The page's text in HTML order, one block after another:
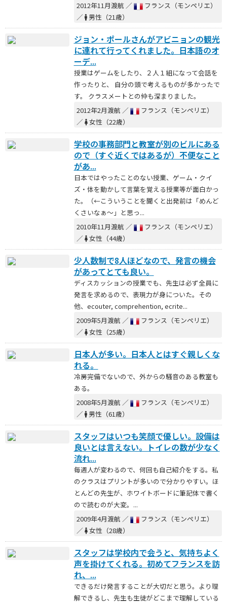
2012年11月渡航 ／
フランス（モンペリエ）
／ 男性（21歳）
ジョン・ポールさんがアビニョンの観光
に連れて行ってくれました。日本語のオ
ーデ...
授業はゲームをしたり、２人１組になって会話を
作ったりと、 自分の頭で考えるものが多かったで
す。 クラスメートとの仲も深まりました。
2012年2月渡航 ／
フランス（モンペリエ）
／ 女性（22歳）
学校の事務部門と教室が別のビルにある
ので（すぐ近くではあるが）不便なこと
があ...
日本ではやったことのない授業、ゲーム・クイ
ズ・体を動かして言葉を覚える授業等が面白かっ
た。（←こういうことを聞くと出発前は「めんど
くさいなぁ～」と思っ...
2010年11月渡航 ／
フランス（モンペリエ）
／ 女性（44歳）
少人数制で8人ほどなので、発言の機会
があってとても良い。
ディスカッションの授業でも、先生は必ず全員に
発言を求めるので、表現力が身についた。その
他、ecouter, comprehention, ecrite...
2009年5月渡航 ／
フランス（モンペリエ）
／ 女性（25歳）
日本人が多い。日本人とはすぐ親しくな
れる。
冷房完備でないので、外からの騒音のある教室も
ある。
2008年5月渡航 ／
フランス（モンペリエ）
／ 男性（61歳）
スタッフはいつも笑顔で優しい。設備は
良いとは言えない。トイレの数が少なく
流れ...
毎週人が変わるので、何回も自己紹介をする。私
のクラスはプリントが多いので分かりやすい。ほ
とんどの先生が、ホワイトボードに筆記体で書く
ので読むのが大変。...
2009年4月渡航 ／
フランス（モンペリエ）
／ 女性（28歳）
スタッフは学校内で会うと、気持ちよく
声を掛けてくれる。初めてフランスを訪
れ、...
できるだけ発言することが大切だと思う。より理
解できるし、先生も生徒がどこまで理解している